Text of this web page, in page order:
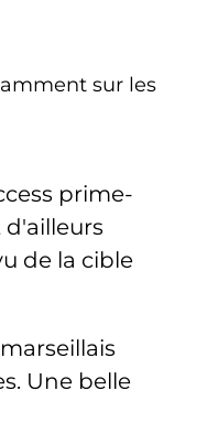
sur les
prime-
d'ailleurs
de la cible
Une belle